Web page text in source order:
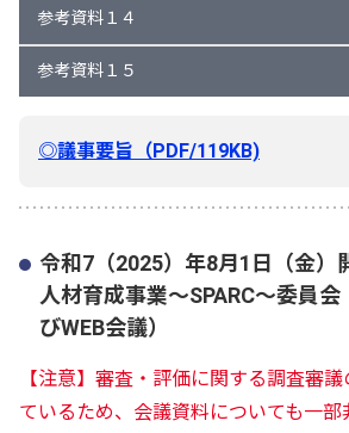
参考資料１４
参考資料１５
◎議事要旨（PDF/119KB)
令和7（2025）年8月1日（金）
人材育成事業～SPARC～委員
びWEB会議）
【注意】審査・評価に関する調査審
ているため、会議資料についても一部